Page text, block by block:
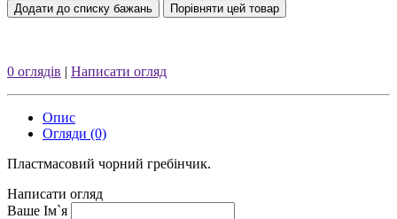
Додати до списку бажань Порівняти цей товар
0 оглядів | Написати огляд
Опис
Огляди (0)
Пластмасовий чорний гребінчик.
Написати огляд
Ваше Ім`я